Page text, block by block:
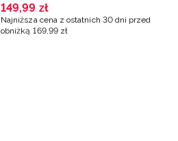
149,99 zł
Najniższa cena z ostatnich 30 dni przed
obniżką 169,99 zł